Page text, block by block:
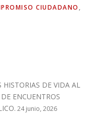
CIUDADANO ,
DE VIDA AL
ENCUENTROS
24 junio, 2026